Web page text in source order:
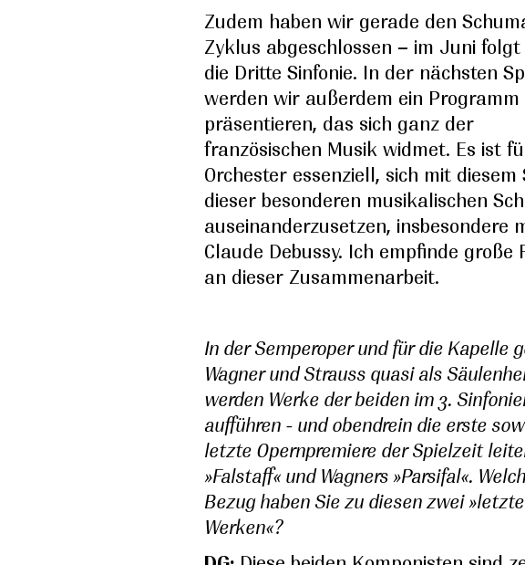
Zudem haben wir gerade den
Zyklus abgeschlossen – im Juni folgt
die Dritte Sinfonie. In der nächsten
werden wir außerdem ein Programm
präsentieren, das sich ganz der
französischen Musik widmet. Es ist
Orchester essenziell, sich mit diesem
dieser besonderen musikalischen
auseinanderzusetzen, insbesondere
Claude Debussy. Ich empfinde große
an dieser Zusammenarbeit.
In der Semperoper und für die Kapelle
Wagner und Strauss quasi als
werden Werke der beiden im 3.
aufführen - und obendrein die erste
letzte Opernpremiere der Spielzeit
»Falstaff« und Wagners »Parsifal«.
Bezug haben Sie zu diesen zwei
Werken«?